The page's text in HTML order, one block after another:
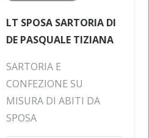
LT SPOSA SARTORIA DI
DE PASQUALE TIZIANA
SARTORIA E
CONFEZIONE SU
MISURA DI ABITI DA
SPOSA